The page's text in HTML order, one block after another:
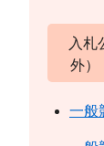
入札
外）
一般